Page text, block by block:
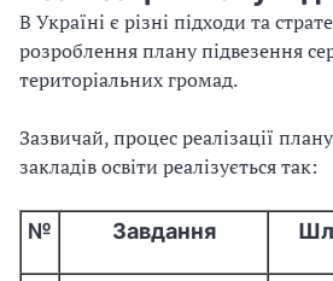
В Україні є різні підходи та
розроблення плану підвезення
територіальних громад.
Зазвичай, процес реалізації
закладів освіти реалізується так:
№ Завдання